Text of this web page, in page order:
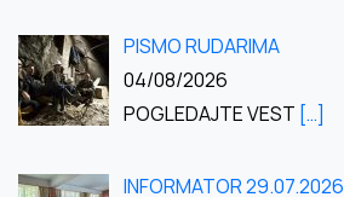
PISMO RUDARIMA
04/08/2026
POGLEDAJTE VEST […]
INFORMATOR 29.07.2026